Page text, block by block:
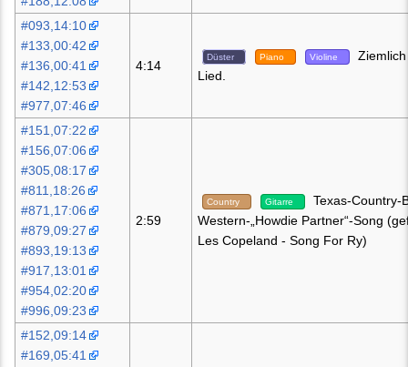
#093,14:10
#133,00:42
#136,00:41
#142,12:53
#977,07:46
4:14
Düster Piano Violine
Lied.
#151,07:22
#156,07:06
#305,08:17
#811,18:26
#871,17:06
#879,09:27
#893,19:13
#917,13:01
#954,02:20
#996,09:23
2:59
Country Gitarre
Texas-Country-
Western-„Howdie Partner“-Song
Les Copeland - Song For Ry)
#152,09:14
#169,05:41